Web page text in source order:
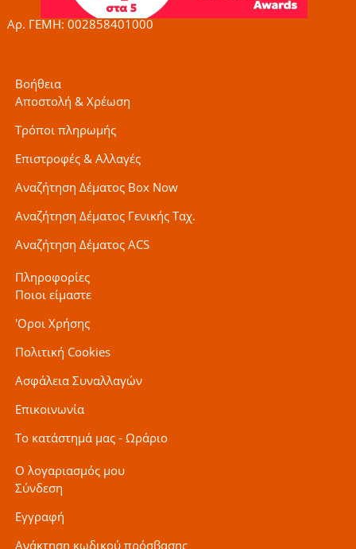
Αρ. ΓΕΜΗ: 002858401000
Βοήθεια
Αποστολή & Χρέωση
Τρόποι πληρωμής
Επιστροφές & Αλλαγές
Αναζήτηση Δέματος Box Now
Αναζήτηση Δέματος Γενικής Ταχ.
Αναζήτηση Δέματος ACS
Πληροφορίες
Ποιοι είμαστε
'Οροι Χρήσης
Πολιτική Cookies
Ασφάλεια Συναλλαγών
Επικοινωνία
Το κατάστημά μας - Ωράριο
Ο λογαριασμός μου
Σύνδεση
Εγγραφή
Ανάκτηση κωδικού πρόσβασης